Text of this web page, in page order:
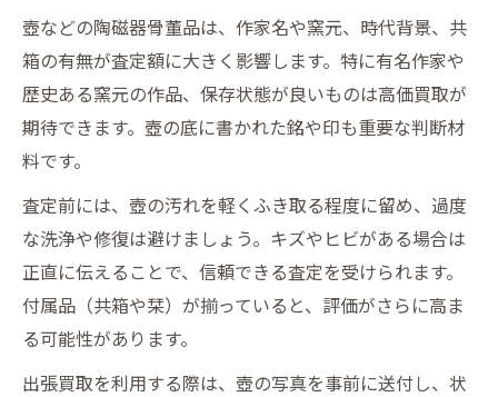
壺などの陶磁器骨董品は、作家名や窯元、時代背景、共
箱の有無が査定額に大きく影響します。特に有名作家や
歴史ある窯元の作品、保存状態が良いものは高価買取が
期待できます。壺の底に書かれた銘や印も重要な判断材
料です。
査定前には、壺の汚れを軽くふき取る程度に留め、過度
な洗浄や修復は避けましょう。キズやヒビがある場合は
正直に伝えることで、信頼できる査定を受けられます。
付属品（共箱や栞）が揃っていると、評価がさらに高ま
る可能性があります。
出張買取を利用する際は、壺の写真を事前に送付し、状